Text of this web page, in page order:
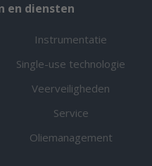
en diensten
Instrumentatie
Single-use technologie
Veerveiligheden
Service
Oliemanagement